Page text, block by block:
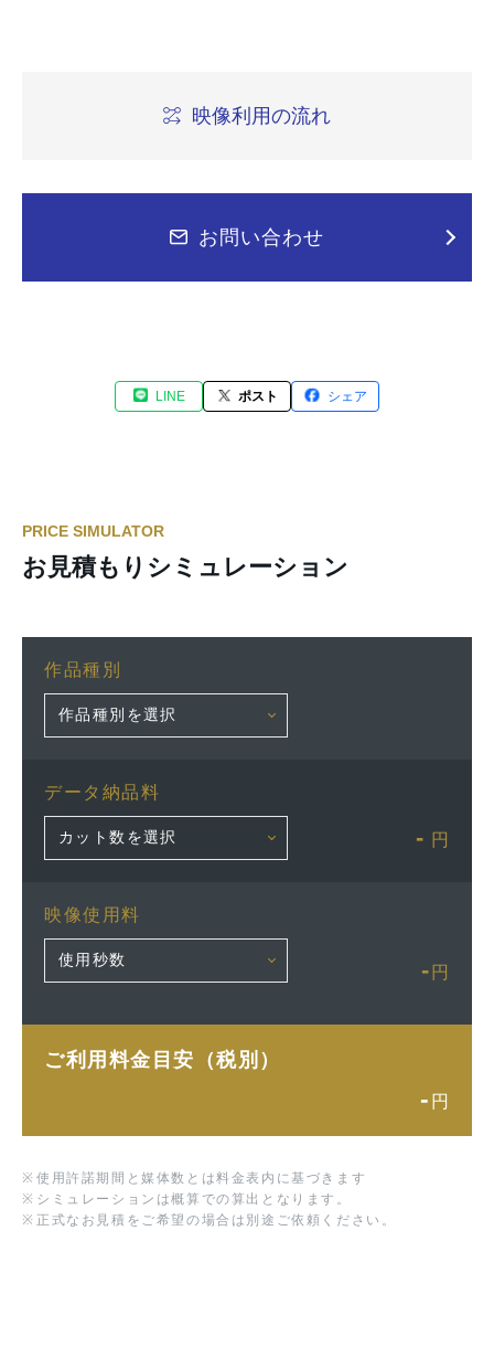
映像利用の流れ
お問い合わせ
LINE ポスト シェア
PRICE SIMULATOR
お見積もりシミュレーション
作品種別
データ納品料
- 円
映像使用料
- 円
ご利用料金目安（税別）
- 円
※ 使用許諾期間と媒体数とは料金表内に基づきます
※ シミュレーションは概算での算出となります。
※ 正式なお見積をご希望の場合は別途ご依頼ください。